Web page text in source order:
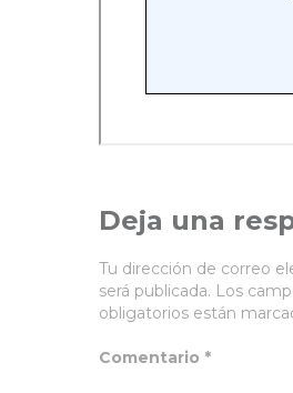
Deja una
Tu dirección de correo
será publicada. Los
obligatorios están
Comentario *